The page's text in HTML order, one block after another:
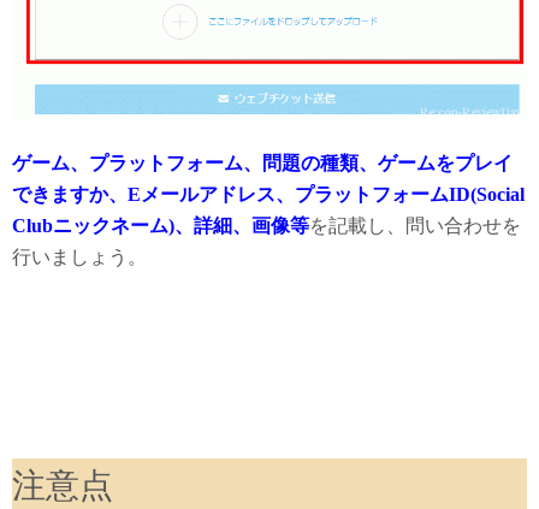
ゲーム、プラットフォーム、問題の種類、ゲームをプレイ
できますか、Eメールアドレス、プラットフォームID(Social
Clubニックネーム)、詳細、画像等を記載し、問い合わせを
行いましょう。
注意点